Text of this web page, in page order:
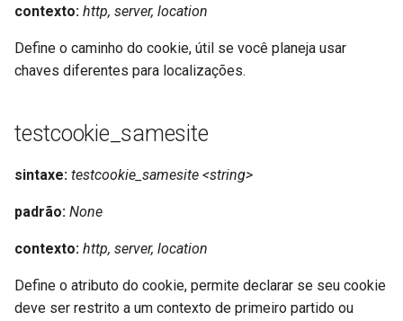
mail
memcached
mlcache
multiplexer
mysql
contexto: http, server, location
Define o caminho do cookie, útil se você planeja usar
chaves diferentes para localizações.
testcookie_samesite
sintaxe: testcookie_samesite <string>
padrão: None
contexto: http, server, location
Define o atributo do cookie, permite declarar se seu cookie
deve ser restrito a um contexto de primeiro partido ou